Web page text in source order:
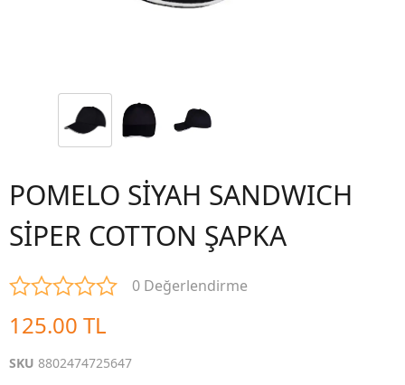
POMELO SİYAH SANDWICH
SİPER COTTON ŞAPKA
0 Değerlendirme
125.00 TL
SKU 8802474725647